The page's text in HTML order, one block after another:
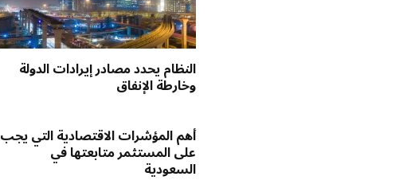
النظام يحدد مصادر إيرادات الدولة
وخارطة الإنفاق
أهم المؤشرات الاقتصادية التي يجب
على المستثمر متابعتها في
السعودية